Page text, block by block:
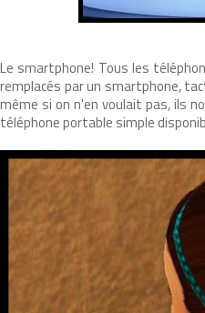
Le smartphone! Tous les
remplacés par un smartphone,
même si on n'en voulait pas, ils
téléphone portable simple